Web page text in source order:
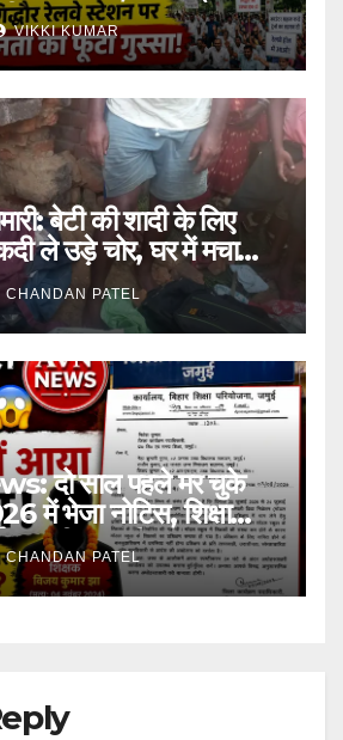
आवाज
VIKKI KUMAR
बेटी की शादी के लिए
ले उड़े चोर, घर में मचा
CHANDAN PATEL
दो साल पहले मर चुके
में भेजा नोटिस, शिक्षा
पर गंभीर सवाल
CHANDAN PATEL